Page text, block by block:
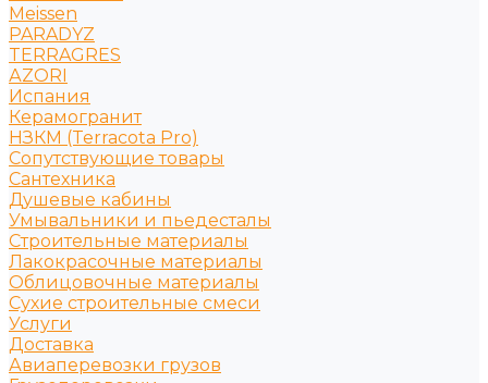
Meissen
PARADYZ
TERRAGRES
АZORI
Испания
Керамогранит
НЗКМ (Terracota Pro)
Сопутствующие товары
Сантехника
Душевые кабины
Умывальники и пьедесталы
Строительные материалы
Лакокрасочные материалы
Облицовочные материалы
Сухие строительные смеси
Услуги
Доставка
Авиаперевозки грузов